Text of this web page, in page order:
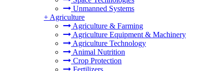
Unmanned Systems
+ Agriculture
Agriculture & Farming
Agriculture Equipment & Machinery
Agriculture Technology
Animal Nutrition
Crop Protection
Fertilizers